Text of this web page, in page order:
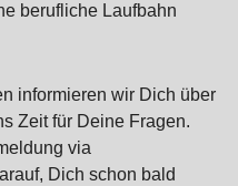
berufliche Laufbahn
informieren wir Dich über
Zeit für Deine Fragen.
via
Dich schon bald